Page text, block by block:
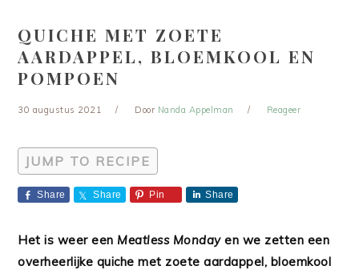
QUICHE MET ZOETE
AARDAPPEL, BLOEMKOOL EN
POMPOEN
30 augustus 2021 Door Nanda Appelman Reageer
JUMP TO RECIPE
Share Share Pin Share
Het is weer een Meatless Mondayen we zetten een
overheerlijke quiche met zoete aardappel, bloemkool